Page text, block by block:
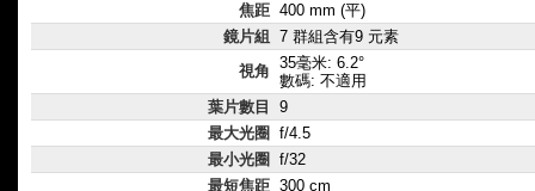
焦距 400 mm (平)
鏡片組
7 群組含有9 元素
視角 35毫米: 6.2°
數碼: 不適用
葉片數目
9
最大光圈
f/4.5
最小光圈
f/32
最短焦距 300 cm